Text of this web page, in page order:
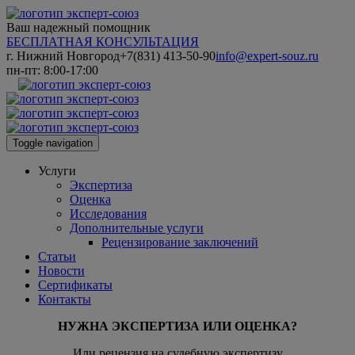
Ваш надежный помощник
БЕСПЛАТНАЯ КОНСУЛЬТАЦИЯ
г. Нижний Новгород+7(831) 413-50-90info@expert-souz.ru
пн-пт: 8:00-17:00
Toggle navigation
Услуги
Экспертиза
Оценка
Исследования
Дополнительные услуги
Рецензирование заключений
Статьи
Новости
Сертификаты
Контакты
НУЖНА ЭКСПЕРТИЗА ИЛИ ОЦЕНКА?